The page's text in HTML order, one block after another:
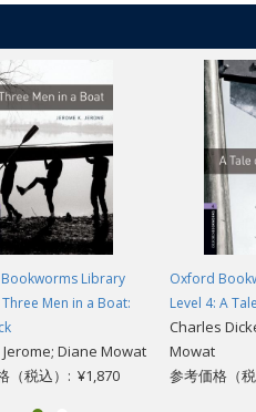
Library
Three Men in a Boat:
Jerome; Diane Mowat
（税込）: ¥1,870
Oxford
Level 4: A
Charles
Mowat
参考価格（